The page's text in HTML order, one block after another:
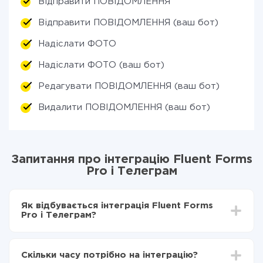
Відправити ПОВІДОМЛЕННЯ (ваш бот)
Надіслати ФОТО
Надіслати ФОТО (ваш бот)
Редагувати ПОВІДОМЛЕННЯ (ваш бот)
Видалити ПОВІДОМЛЕННЯ (ваш бот)
Запитання про інтеграцію Fluent Forms
Pro і Телеграм
Як відбувається інтеграція Fluent Forms
Pro і Телеграм?
Вибираєте які дані передавати з Fluent Forms Pro
Скільки часу потрібно на інтеграцію?